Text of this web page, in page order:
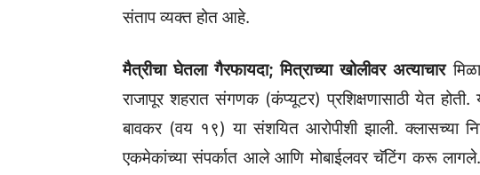
संताप व्यक्त होत आहे.
मैत्रीचा घेतला गैरफायदा; मित्राच्या खोलीवर अत्याचार
राजापूर शहरात संगणक (कंप्यूटर) प्रशिक्षणासाठी येत
बावकर (वय १९) या संशयित आरोपीशी झाली. क्लासच्या
एकमेकांच्या संपर्कात आले आणि मोबाईलवर चॅटिंग करू लागले.